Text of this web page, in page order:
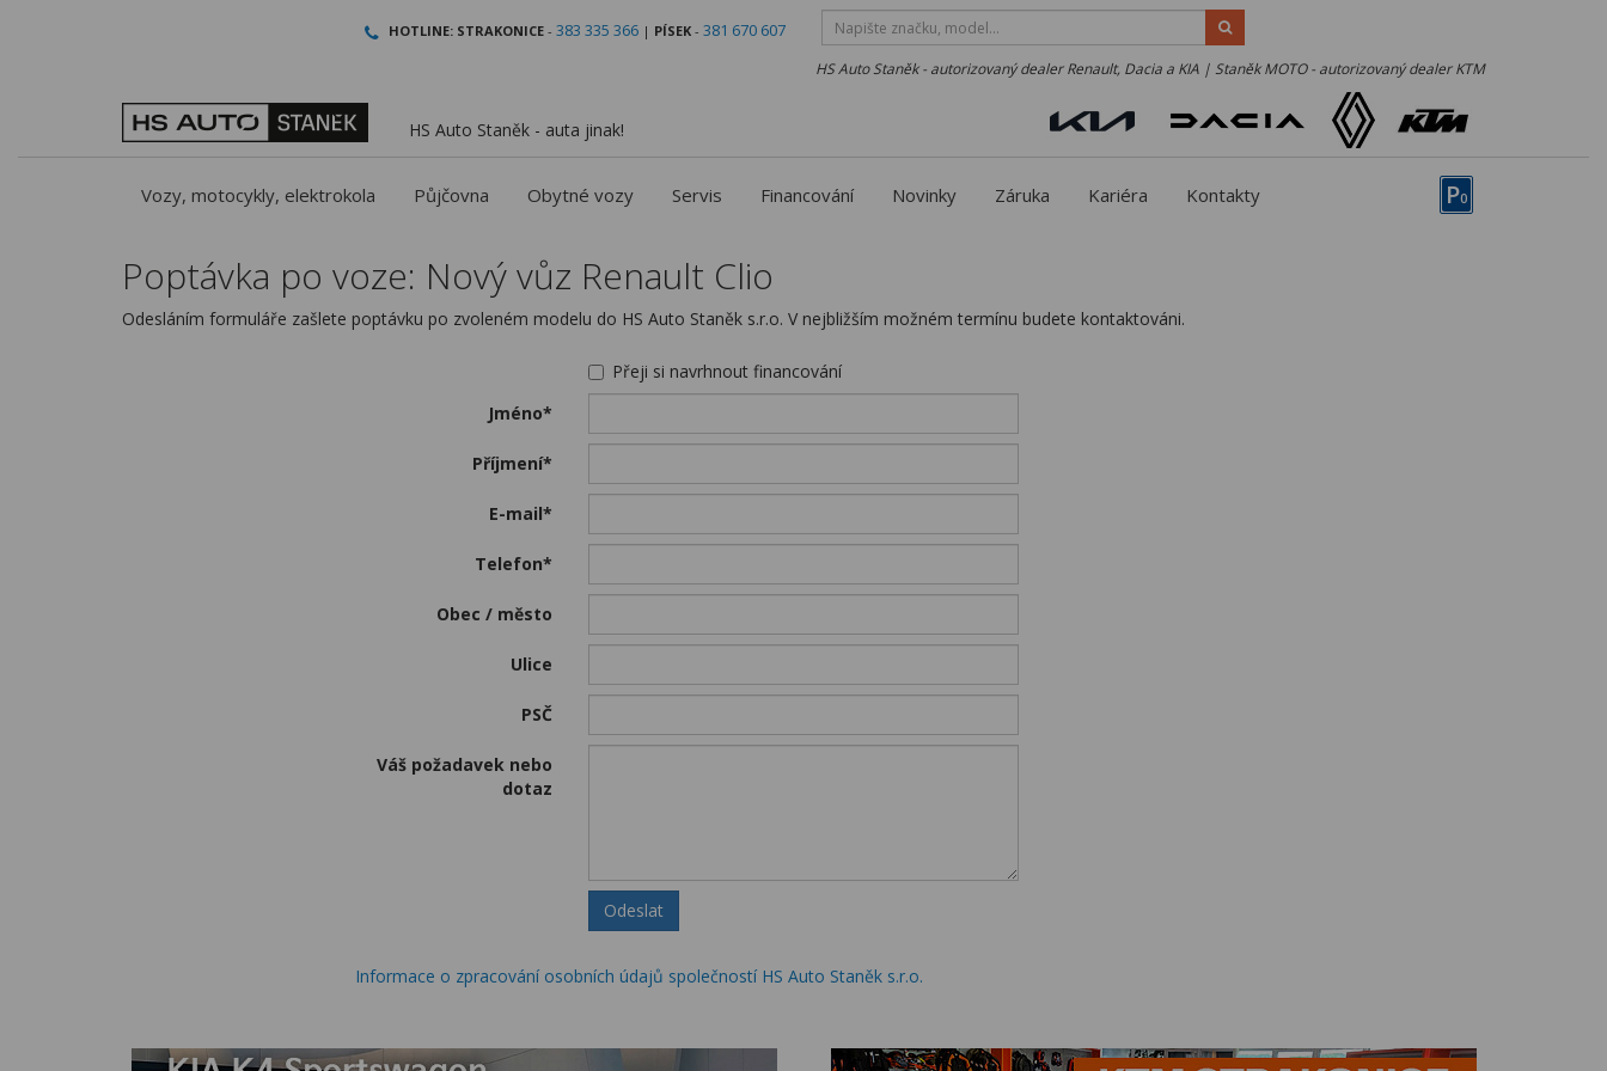
HOTLINE: STRAKONICE - 383 335 366 | PÍSEK - 381 670 607
HS Auto Staněk - autorizovaný dealer Renault, Dacia a KIA | Staněk MOTO - autorizovaný dealer KTM
HS Auto Staněk - auta jinak!
P0
Vozy, motocykly, elektrokola Půjčovna Obytné vozy Servis Financování Novinky Záruka Kariéra Kontakty
Poptávka po voze: Nový vůz Renault Clio
Odesláním formuláře zašlete poptávku po zvoleném modelu do HS Auto Staněk s.r.o. V nejbližším možném termínu budete kontaktováni.
Přeji si navrhnout financování
Jméno*
Příjmení*
E-mail*
Telefon*
Obec / město
Ulice
PSČ
Váš požadavek nebo
dotaz
Odeslat
Informace o zpracování osobních údajů společností HS Auto Staněk s.r.o.